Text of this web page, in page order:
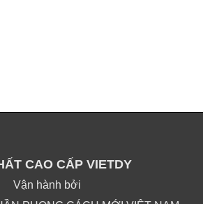
CAO CẤP VIETDY
Vận hành bởi